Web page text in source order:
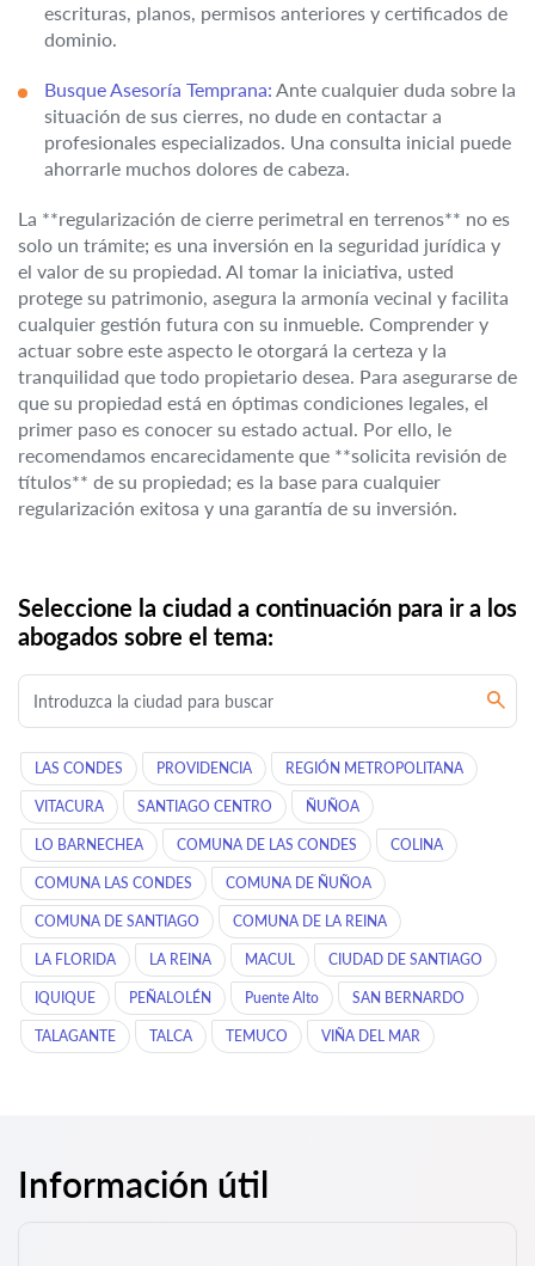
escrituras, planos, permisos anteriores y certificados de
dominio.
Busque Asesoría Temprana: Ante cualquier duda sobre la
situación de sus cierres, no dude en contactar a
profesionales especializados. Una consulta inicial puede
ahorrarle muchos dolores de cabeza.
La **regularización de cierre perimetral en terrenos** no es
solo un trámite; es una inversión en la seguridad jurídica y
el valor de su propiedad. Al tomar la iniciativa, usted
protege su patrimonio, asegura la armonía vecinal y facilita
cualquier gestión futura con su inmueble. Comprender y
actuar sobre este aspecto le otorgará la certeza y la
tranquilidad que todo propietario desea. Para asegurarse de
que su propiedad está en óptimas condiciones legales, el
primer paso es conocer su estado actual. Por ello, le
recomendamos encarecidamente que **solicita revisión de
títulos** de su propiedad; es la base para cualquier
regularización exitosa y una garantía de su inversión.
Seleccione la ciudad a continuación para ir a los
abogados sobre el tema:
LAS CONDES PROVIDENCIA REGIÓN METROPOLITANA
VITACURA SANTIAGO CENTRO ÑUÑOA
LO BARNECHEA COMUNA DE LAS CONDES COLINA
COMUNA LAS CONDES COMUNA DE ÑUÑOA
COMUNA DE SANTIAGO COMUNA DE LA REINA
LA FLORIDA LA REINA MACUL CIUDAD DE SANTIAGO
IQUIQUE PEÑALOLÉN Puente Alto SAN BERNARDO
TALAGANTE TALCA TEMUCO VIÑA DEL MAR
Información útil